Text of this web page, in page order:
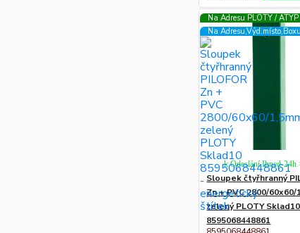
Na Adresu PLOTY / ATYP
Na Adresu,Výd.místo,Boxu
Sloupek čtyřhranný
Zn + PVC 2800/60x60/
zelený PLOTY Sklad10
8595068448861
k Odeslání Ihned-24h